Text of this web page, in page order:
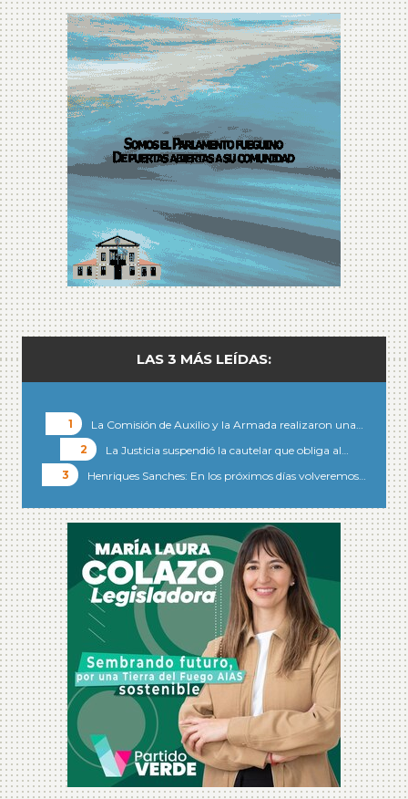
LAS 3 MÁS LEÍDAS:
La Comisión de Auxilio y la Armada realizaron una…
La Justicia suspendió la cautelar que obliga al…
Henriques Sanches: En los próximos días volveremos…